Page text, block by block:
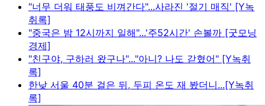
"너무 더워 태풍도 비껴간다"...사라진 '절기 매직' [Y녹
취록]
"중국은 밤 12시까지 일해"...'주52시간' 손볼까 [굿모닝
경제]
"친구야, 구하러 왔구나"..."아니? 나도 갇혔어" [Y녹취
록]
한낮 서울 40분 걸은 뒤, 두피 온도 재 봤더니...[Y녹취
록]